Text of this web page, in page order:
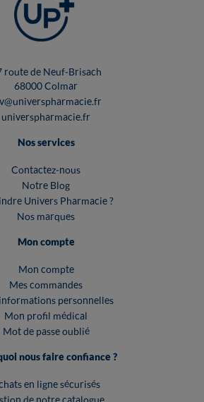
route de Neuf-Brisach
68000 Colmar
universpharmacie.fr
Nos services
Contactez-nous
Notre Blog
Univers Pharmacie ?
Nos marques
Mon compte
Mon compte
Mes commandes
personnelles
Mon profil médical
Mot de passe oublié
nous faire confiance ?
en ligne sécurisés